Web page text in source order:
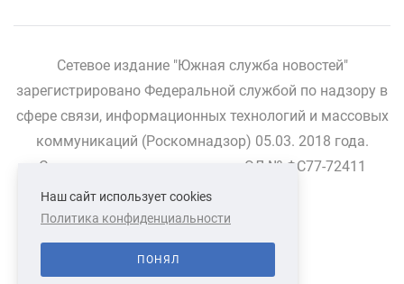
Сетевое издание "Южная служба новостей"
зарегистрировано Федеральной службой по надзору в
сфере связи, информационных технологий и массовых
коммуникаций (Роскомнадзор) 05.03. 2018 года.
Свидетельство о регистрации ЭЛ № ФС77-72411
СВЯЗАТЬСЯ С НАМИ
Наш сайт использует cookies
Политика конфиденциальности
ПОНЯЛ